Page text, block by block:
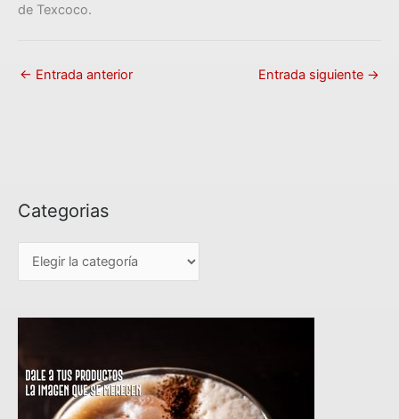
de Texcoco.
← Entrada anterior Entrada siguiente →
Categorias
C
r